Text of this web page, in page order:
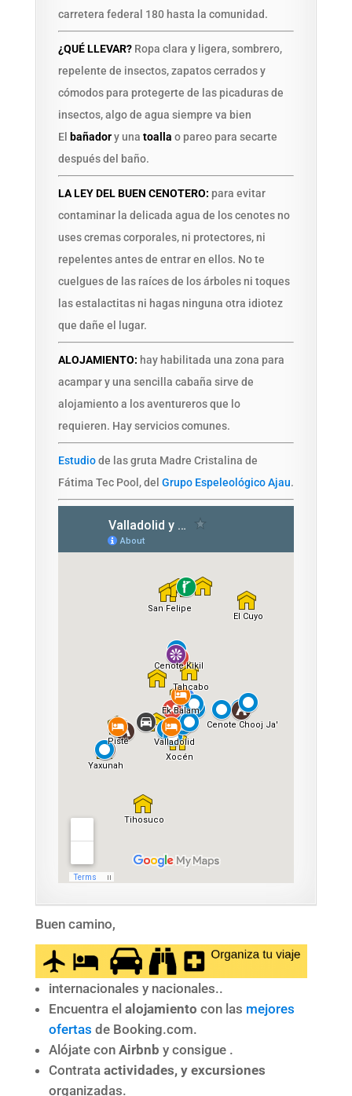
carretera federal 180 hasta la comunidad.
¿QUÉ LLEVAR? Ropa clara y ligera, sombrero,
repelente de insectos, zapatos cerrados y
cómodos para protegerte de las picaduras de
insectos, algo de agua siempre va bien
El bañadory una toalla o pareo para secarte
después del baño.
LA LEY DEL BUEN CENOTERO: para evitar
contaminar la delicada agua de los cenotes no
uses cremas corporales, ni protectores, ni
repelentes antes de entrar en ellos. No te
cuelgues de las raíces de los árboles ni toques
las estalactitas ni hagas ninguna otra idiotez
que dañe el lugar.
ALOJAMIENTO: hay habilitada una zona para
acampar y una sencilla cabaña sirve de
alojamiento a los aventureros que lo
requieren. Hay servicios comunes.
Estudiode las gruta Madre Cristalina de
Fátima Tec Pool, del Grupo Espeleológico Ajau.
Buen camino,
internacionales y nacionales..
Encuentra el alojamiento con las mejores
ofertas de Booking.com.
Alójate con Airbnb y consigue .
Contrata actividades, y excursiones
organizadas.